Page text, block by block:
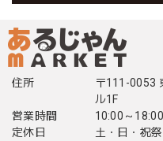
住所
〒111-0053
ル1F
営業時間
10:00～18:00
定休日
土・日・祝